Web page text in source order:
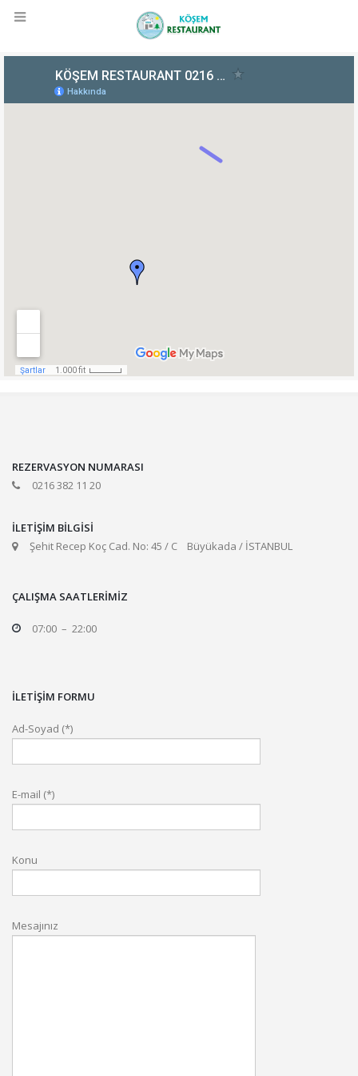
REZERVASYON NUMARASI
0216 382 11 20
İLETİŞİM BİLGİSİ
Şehit Recep Koç Cad. No: 45 / C Büyükada / İSTANBUL
ÇALIŞMA SAATLERİMİZ
07:00 – 22:00
İLETİŞİM FORMU
Ad-Soyad (*)
E-mail (*)
Konu
Mesajınız